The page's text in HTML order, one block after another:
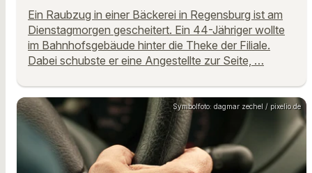
Ein Raubzug in einer Bäckerei in Regensburg ist am
Dienstagmorgen gescheitert. Ein 44-Jähriger wollte
im Bahnhofsgebäude hinter die Theke der Filiale.
Dabei schubste er eine Angestellte zur Seite, …
Symbolfoto: dagmar zechel / pixelio.de